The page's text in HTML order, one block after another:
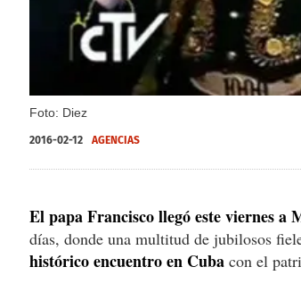
Foto: Diez
2016-02-12 AGENCIAS
El papa Francisco llegó este viernes a
días, donde una multitud de jubilosos
histórico encuentro en Cuba con el